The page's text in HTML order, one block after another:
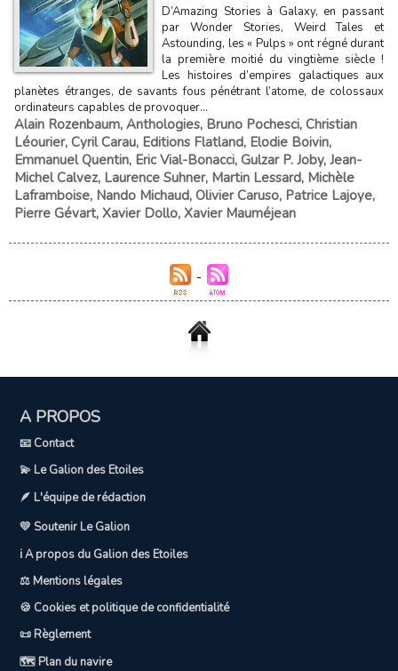
D’Amazing Stories à Galaxy, en passant
par Wonder Stories, Weird Tales et
Astounding, les « Pulps » ont régné durant
la première moitié du vingtième siècle !
Les histoires d’empires galactiques aux
planètes étranges, de savants fous pénétrant l’atome, de colossaux
ordinateurs capables de provoquer...
Alain Rozenbaum, Anthologies, Bruno Pochesci, Christian
Léourier, Cyril Carau, Editions Flatland, Elodie Boivin,
Emmanuel Quentin, Eric Vial-Bonacci, Gulzar P. Joby, Jean-
Michel Calvez, Laurence Suhner, Martin Lessard, Michèle
Laframboise, Nando Michaud, Olivier Caruso, Patrice Lajoye,
Pierre Gévart, Xavier Dollo, Xavier Mauméjean
A PROPOS
📧 Contact
💫 Le Galion des Etoiles
🪶 L'équipe de rédaction
💛 Soutenir Le Galion
ℹ️ A propos du Galion des Etoiles
⚖️ Mentions légales
🍪 Cookies et politique de confidentialité
📜 Règlement
🗺️ Plan du navire